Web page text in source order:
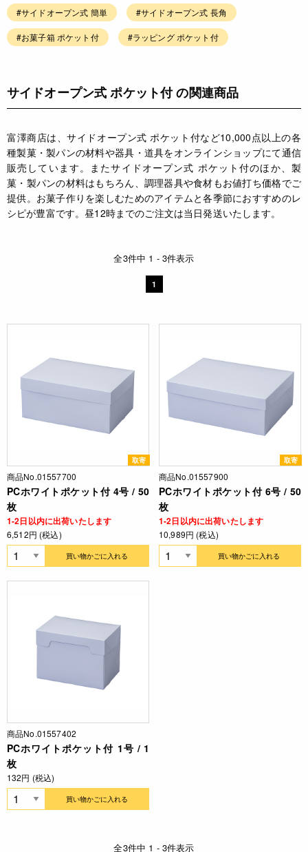
#サイドオープン式 簡単 #サイドオープン式 長角
#お菓子箱 ポケット付 #ラッピング ポケット付
サイドオープン式 ポケット付 の関連商品
富澤商店は、サイドオープン式 ポケット付など10,000点以上の各
種製菓・製パンの材料や器具・道具をオンラインショップにて通信
販売しています。またサイドオープン式 ポケット付のほか、製
菓・製パンの材料はもちろん、調理器具や食材もお値打ち価格でご
提供。お菓子作りを楽しむためのアイテムと各季節におすすめのレ
シピが豊富です。昼12時までのご注文は当日発送いたします。
全3件中 1 - 3件表示
1
取寄
商品No.01557700
PCホワイトポケット付 4号 / 50
枚
1-2日以内に出荷いたします
6,512円 (税込)
買い物かごに入れる
取寄
商品No.01557900
PCホワイトポケット付 6号 / 50
枚
1-2日以内に出荷いたします
10,989円 (税込)
買い物かごに入れる
商品No.01557402
PCホワイトポケット付 1号 / 1
枚
132円 (税込)
買い物かごに入れる
全3件中 1 - 3件表示